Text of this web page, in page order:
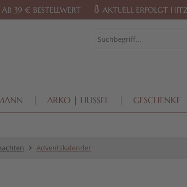
Zum Footer springen
39 € BESTELLWERT AKTUELL ERFOLGT
ARKO | HUSSEL GESCHENKE
Adventskalender